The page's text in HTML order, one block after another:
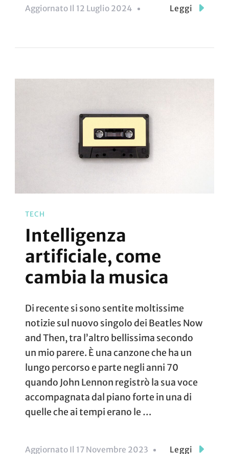
Aggiornato Il 12 Luglio 2024 Leggi
TECH
Intelligenza
artificiale, come
cambia la musica
Di recente si sono sentite moltissime
notizie sul nuovo singolo dei Beatles Now
and Then, tra l’altro bellissima secondo
un mio parere. È una canzone che ha un
lungo percorso e parte negli anni 70
quando John Lennon registrò la sua voce
accompagnata dal piano forte in una di
quelle che ai tempi erano le …
Aggiornato Il 17 Novembre 2023 Leggi